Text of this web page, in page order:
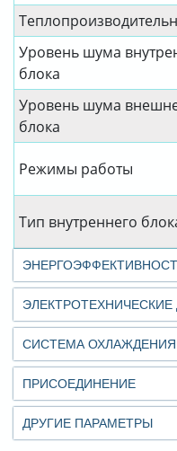
Уровень шума
блока
Уровень шума
блока
Режимы работы
Тип внутреннего
СИСТЕМА ОХЛАЖДЕНИЯ
ПРИСОЕДИНЕНИЕ
ДРУГИЕ ПАРАМЕТРЫ